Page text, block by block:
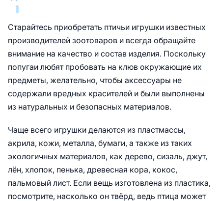
Старайтесь приобретать птичьи игрушки известных
производителей зоотоваров и всегда обращайте
внимание на качество и состав изделия. Поскольку
попугаи любят пробовать на клюв окружающие их
предметы, желательно, чтобы аксессуары не
содержали вредных красителей и были выполнены
из натуральных и безопасных материалов.
Чаще всего игрушки делаются из пластмассы,
акрила, кожи, металла, бумаги, а также из таких
экологичных материалов, как дерево, сизаль, джут,
лён, хлопок, пенька, древесная кора, кокос,
пальмовый лист. Если вещь изготовлена из пластика,
посмотрите, насколько он твёрд, ведь птица может